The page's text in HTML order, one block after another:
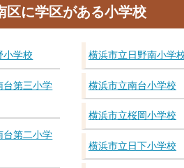
区に学区がある小学校
小学校
台第三小学
台第二小学
横浜市立日野南小学
横浜市立南台小学校
横浜市立桜岡小学校
横浜市立日下小学校